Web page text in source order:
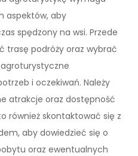
aspektów, aby
spędzony na wsi. Przede
trasę podróży oraz wybrać
i oczekiwań. Należy
atrakcje oraz dostępność
również skontaktować się z
aby dowiedzieć się o
oraz ewentualnych